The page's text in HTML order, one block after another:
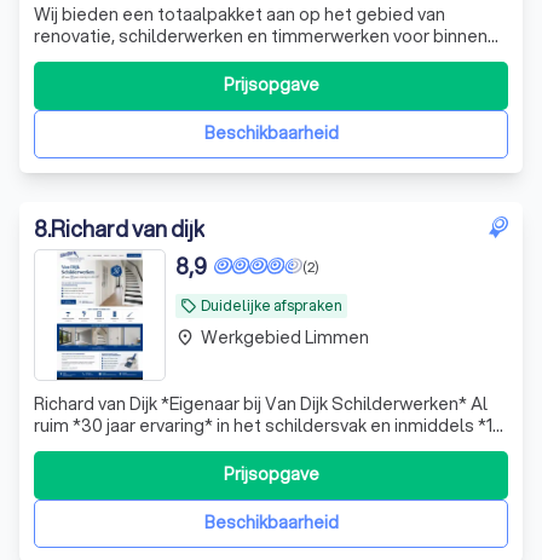
Wij bieden een totaalpakket aan op het gebied van
renovatie, schilderwerken en timmerwerken voor binnen
en buiten. We zijn een betrouwbare partner voor
particulieren en bedrijven. Ook voor de totaalrenovatie van
uw pand! Wij staan voor Hoogwaardige schilderwerk
Duidelijk afspraken Veilig werken
Beschikbaarheid
Prijsopgave
8.Richard van dijk
local_offer Duidelijke afspraken
(2)
8,9
Richard van Dijk *Eigenaar bij Van Dijk Schilderwerken* Al
ruim *30 jaar ervaring* in het schildersvak en inmiddels *15
jaar zelfstandig ondernemer*. Na een periode van drie jaar
in de beveiligingsbranche heb ik bewust gekozen om
terug te keren naar mijn passie: het schildersvak. Soms
moet je iet
Beschikbaarheid
Prijsopgave
place Werkgebied Limmen